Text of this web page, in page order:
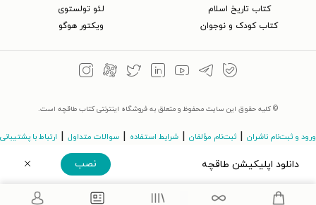
دانلود اپلیکیشن طاقچه نصب
کتاب تاریخ اسلام
کتاب کودک و نوجوان
لئو تولستوی
ویکتور هوگو
© کلیه حقوق این سایت محفوظ و متعلق به فروشگاه اینترنتی کتاب طاقچه است.
ورود و ثبت‌نام ناشران ثبت‌نام مؤلفان شرایط استفاده سوالات متداول ارتباط با پشتیبانی
©Taaghche.com 3.243.11